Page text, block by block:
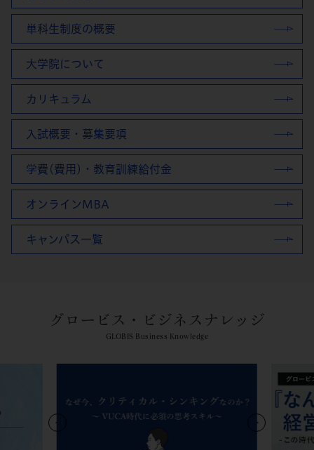
単科生制度の概要
大学院について
カリキュラム
入試概要・募集要項
学費(費用)・教育訓練給付金
オンラインMBA
キャンパス一覧
グロービス・ビジネスナレッジ
GLOBIS Business Knowledge